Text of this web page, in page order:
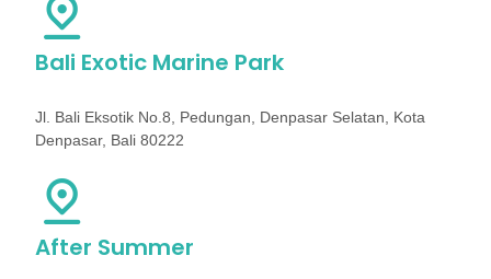
Bali Exotic Marine Park
Jl. Bali Eksotik No.8, Pedungan, Denpasar Selatan, Kota
Denpasar, Bali 80222
After Summer